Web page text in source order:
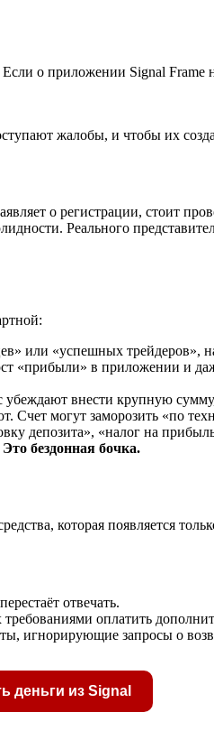
о приложении Signal
жалобы, и чтобы их
о регистрации, стоит
Реального
или «успешных трейдеров»,
в приложении и
внести крупную
Счет могут заморозить «по
депозита», «налог на
бездонная бочка.
которая появляется
отвечать.
оплатить
игнорирующие запросы о
деньги из Signal